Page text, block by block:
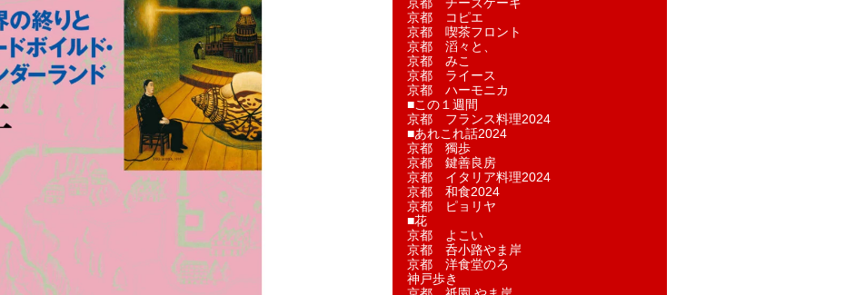
京都 チーズケーキ
京都 コピエ
京都 喫茶フロント
京都 滔々と、
京都 みこ
京都 ライース
京都 ハーモニカ
■この１週間
京都 フランス料理2024
■あれこれ話2024
京都 獨歩
京都 鍵善良房
京都 イタリア料理2024
京都 和食2024
京都 ピョリヤ
■花
京都 よこい
京都 呑小路やま岸
京都 洋食堂のろ
神戸歩き